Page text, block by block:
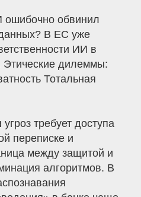
ошибочно обвинил
данных? В ЕС уже
ИИ в
Этические дилеммы:
Тотальная
требует доступа
переписке и
между защитой и
алгоритмов. В